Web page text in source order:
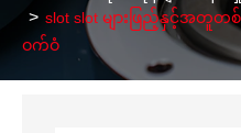
slot slot များဖြည့်နှင့်အတူတ
ဝက်ဝံ